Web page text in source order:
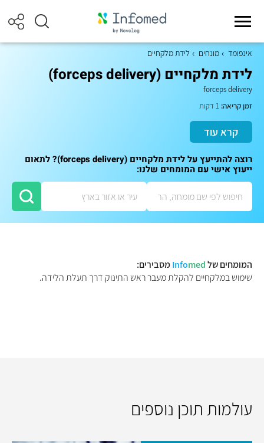
אינפומד מונחים לידת מלקחיים
לידת מלקחיים (forceps delivery)
forceps delivery
זמן קריאה:
קרא עוד
רוצה להתייעץ על לידת מלקחיים (forceps delivery)? לתאום
ייעוץ אישי עם המומחים שלנו:
המומחים של Infomed
מסבירים:
שימוש במלקחיים להקלת מעבר ראש התינוק דרך תעלת הלידה.
עולמות תוכן נוספים